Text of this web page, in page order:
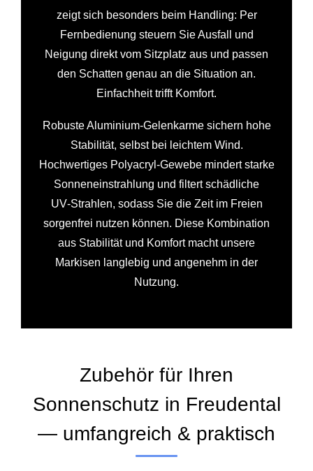
zeigt sich besonders beim Handling: Per
Fernbedienung steuern Sie Ausfall und
Neigung direkt vom Sitzplatz aus und passen
den Schatten genau an die Situation an.
Einfachheit trifft Komfort.
Robuste Aluminium‑Gelenkarme sichern hohe
Stabilität, selbst bei leichtem Wind.
Hochwertiges Polyacryl‑Gewebe mindert starke
Sonneneinstrahlung und filtert schädliche
UV‑Strahlen, sodass Sie die Zeit im Freien
sorgenfrei nutzen können. Diese Kombination
aus Stabilität und Komfort macht unsere
Markisen langlebig und angenehm in der
Nutzung.
Zubehör für Ihren
Sonnenschutz in Freudental
— umfangreich & praktisch